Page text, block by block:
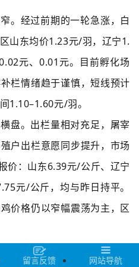
。经过前期的一轮急涨，白
山东均价1.23元/羽，辽宁1.
元、0.01元。目前孵化场
栏情绪趋于谨慎，短线预计
1.10–1.60元/羽。
盘。出栏量相对充足，屠宰
户出栏意愿同步提升，市场
价：山东6.39元/公斤、辽宁
元/公斤，均与昨日持平。
价格仍以窄幅震荡为主，区
地小幅跟涨。近期蛋价低位
留言反馈 网站导航